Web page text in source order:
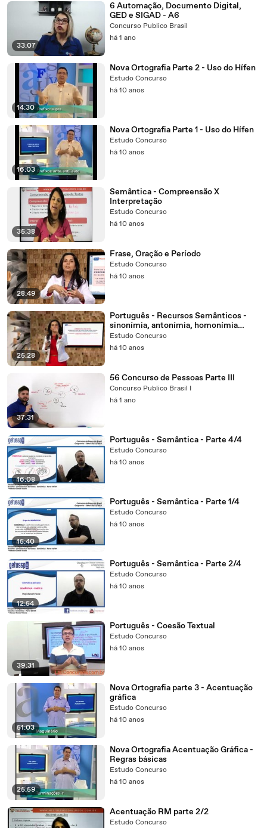
33:07
6 Automação, Documento Digital,
GED e SIGAD - A6
Concurso Publico Brasil
há 1 ano
14:30
Nova Ortografia Parte 2 - Uso do Hífen
Estudo Concurso
há 10 anos
16:03
Nova Ortografia Parte 1 - Uso do Hífen
Estudo Concurso
há 10 anos
35:38
Semântica - Compreensão X
Interpretação
Estudo Concurso
há 10 anos
28:49
Frase, Oração e Período
Estudo Concurso
há 10 anos
25:28
Português - Recursos Semânticos -
sinonímia, antonímia, homonímia
paronímia e outros
Estudo Concurso
há 10 anos
37:31
56 Concurso de Pessoas Parte III
Concurso Publico Brasil I
há 1 ano
16:08
Português - Semântica - Parte 4/4
Estudo Concurso
há 10 anos
15:40
Português - Semântica - Parte 1/4
Estudo Concurso
há 10 anos
12:54
Português - Semântica - Parte 2/4
Estudo Concurso
há 10 anos
39:31
Português - Coesão Textual
Estudo Concurso
há 10 anos
51:03
Nova Ortografia parte 3 - Acentuação
gráfica
Estudo Concurso
há 10 anos
25:59
Nova Ortografia Acentuação Gráfica -
Regras básicas
Estudo Concurso
há 10 anos
Acentuação RM parte 2/2
Estudo Concurso